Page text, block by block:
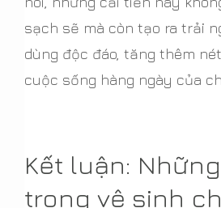
sạch sẽ mà còn tạo ra trải
dùng độc đáo, tăng thêm
cuộc sống hàng ngày của
Kết luận:
trong vệ sinh